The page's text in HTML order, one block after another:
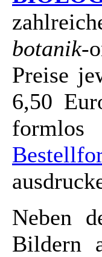
botanik-
Preise
6,50
Neben
Bildern